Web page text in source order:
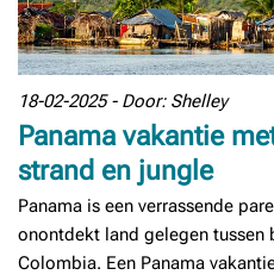
18-02-2025 - Door: Shelley
Panama vakantie
strand en jungle
Panama is een verrassende
onontdekt land gelegen tussen
Colombia. Een Panama